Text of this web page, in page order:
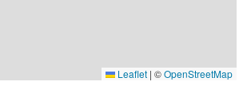
Leaflet | ©OpenStreetMap